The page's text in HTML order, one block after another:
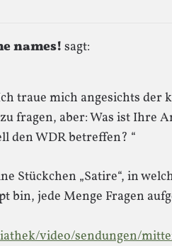
names! sagt:
traue mich angesichts der
fragen, aber: Was ist Ihre
den WDR betreffen? “
Stückchen „Satire“, in
bin, jede Menge Fragen
video/sendungen/